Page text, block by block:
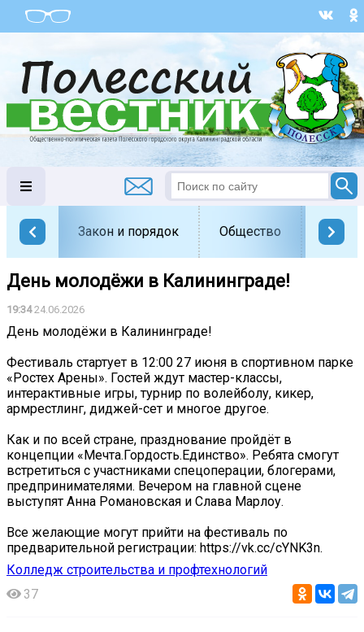
Закон и порядок Общество
День молодёжи в Калининграде!
19:3424.06.2026
День молодёжи в Калининграде!
Фестиваль стартует в 12:00 27 июня в спортивном парке
«Ростех Арены». Гостей ждут мастер-классы,
интерактивные игры, турнир по волейболу, кикер,
армрестлинг, диджей-сет и многое другое.
Как и по всей стране, празднование пройдёт в
концепции «Мечта.Гордость.Единство». Ребята смогут
встретиться с участниками спецоперации, блогерами,
предпринимателями. Вечером на главной сцене
выступят Анна Романовская и Слава Марлоу.
Все желающие могут прийти на фестиваль по
предварительной регистрации: https://vk.cc/cYNK3n.
Колледж строительства и профтехнологий
37